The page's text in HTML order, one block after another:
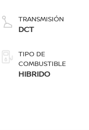
TRANSMISIÓN
DCT
TIPO DE
COMBUSTIBLE
HIBRIDO